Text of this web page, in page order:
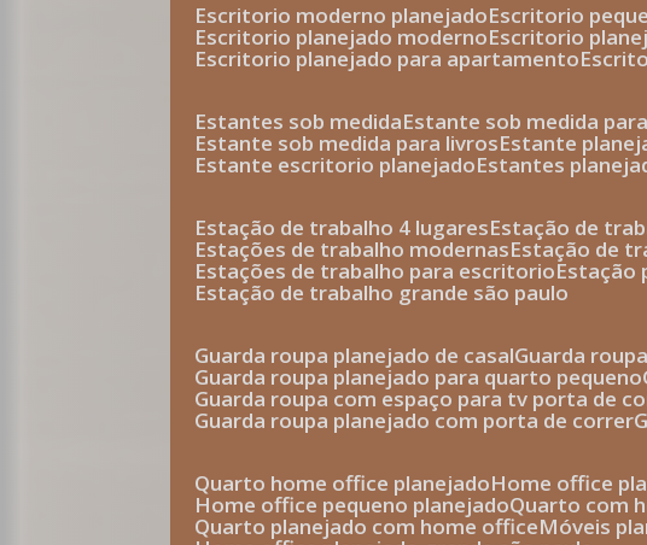
escritorio moderno planejado escritorio
escritorio planejado moderno escritorio
escritorio planejado para apartamento
estantes sob medida estante sob medida
estante sob medida para livros estante
estante escritorio planejado estantes
estação de trabalho 4 lugares estação de
estações de trabalho modernas estação de
estações de trabalho para escritorio
estação de trabalho grande são paulo
guarda roupa planejado de casal
guarda
guarda roupa planejado para quarto pequeno
guarda roupa com espaço para tv porta de
guarda roupa planejado com porta de correr
quarto home office planejado
home office
home office pequeno planejado quarto com
quarto planejado com home office móveis